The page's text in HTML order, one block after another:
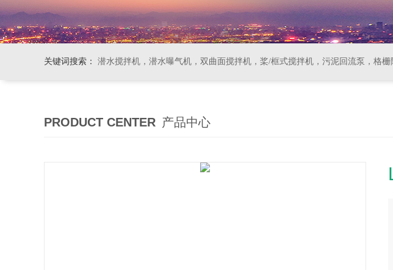
关键词搜索： 潜水搅拌机，潜水曝气机，双曲面搅拌机，桨/框式搅拌机，污泥回流泵，格栅除污机，输
PRODUCT CENTER 产品中心